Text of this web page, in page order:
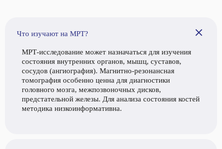
Что изучают на МРТ? +
МРТ-исследование может назначаться для изучения
состояния внутренних органов, мышц, суставов,
сосудов (ангиография). Магнитно-резонансная
томография особенно ценна для диагностики
головного мозга, межпозвоночных дисков,
предстательной железы. Для анализа состояния костей
методика низкоинформативна.